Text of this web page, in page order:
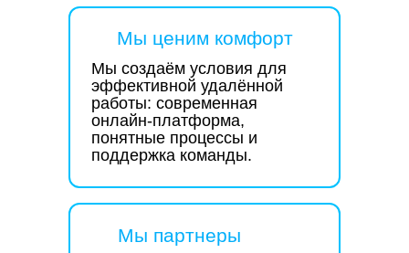
Мы партнеры
Мы ценим комфорт
Мы создаём условия для
эффективной удалённой
работы: современная
онлайн-платформа,
понятные процессы и
поддержка команды.
Часто задаваемые